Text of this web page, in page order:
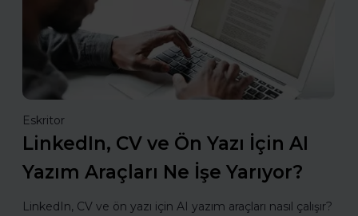
Eskritor
LinkedIn, CV ve Ön Yazı İçin AI
Yazım Araçları Ne İşe Yarıyor?
LinkedIn, CV ve ön yazı için AI yazım araçları nasıl çalışır?